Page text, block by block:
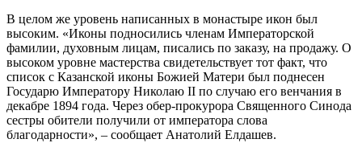
В целом же уровень написанных в монастыре икон был
высоким. «Иконы подносились членам Императорской
фамилии, духовным лицам, писались по заказу, на продажу. О
высоком уровне мастерства свидетельствует тот факт, что
список с Казанской иконы Божией Матери был поднесен
Государю Императору Николаю II по случаю его венчания в
декабре 1894 года. Через обер-прокурора Священного Синода
сестры обители получили от императора слова
благодарности», – сообщает Анатолий Елдашев.